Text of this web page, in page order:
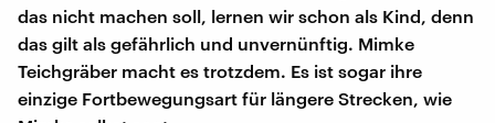
das nicht machen soll, lernen wir schon als Kind, denn
das gilt als gefährlich und unvernünftig. Mimke
Teichgräber macht es trotzdem. Es ist sogar ihre
einzige Fortbewegungsart für längere Strecken, wie